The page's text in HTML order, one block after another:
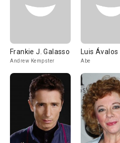
Frankie J. Galasso
Andrew Kempster
Luis Ávalos
Abe